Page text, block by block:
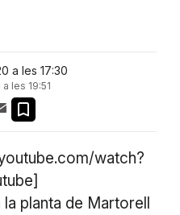
a les 17:30
les 19:51
Email
watch?
planta de Martorell